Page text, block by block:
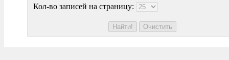
Кол-во записей на страницу: